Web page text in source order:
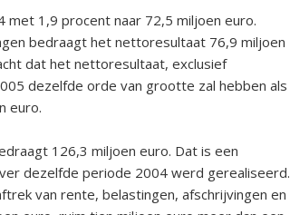
1,9 procent naar 72,5 miljoen euro.
bedraagt het nettoresultaat 76,9 miljoen
dat het nettoresultaat, exclusief
dezelfde orde van grootte zal hebben als
euro.
126,3 miljoen euro. Dat is een
dezelfde periode 2004 werd gerealiseerd.
van rente, belastingen, afschrijvingen en